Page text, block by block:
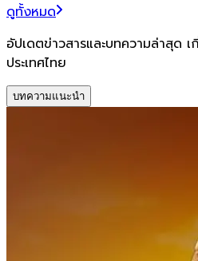
ดูทั้งหมด
อัปเดตข่าวสารและบทความล่าสุด
ประเทศไทย
บทความแนะนำ